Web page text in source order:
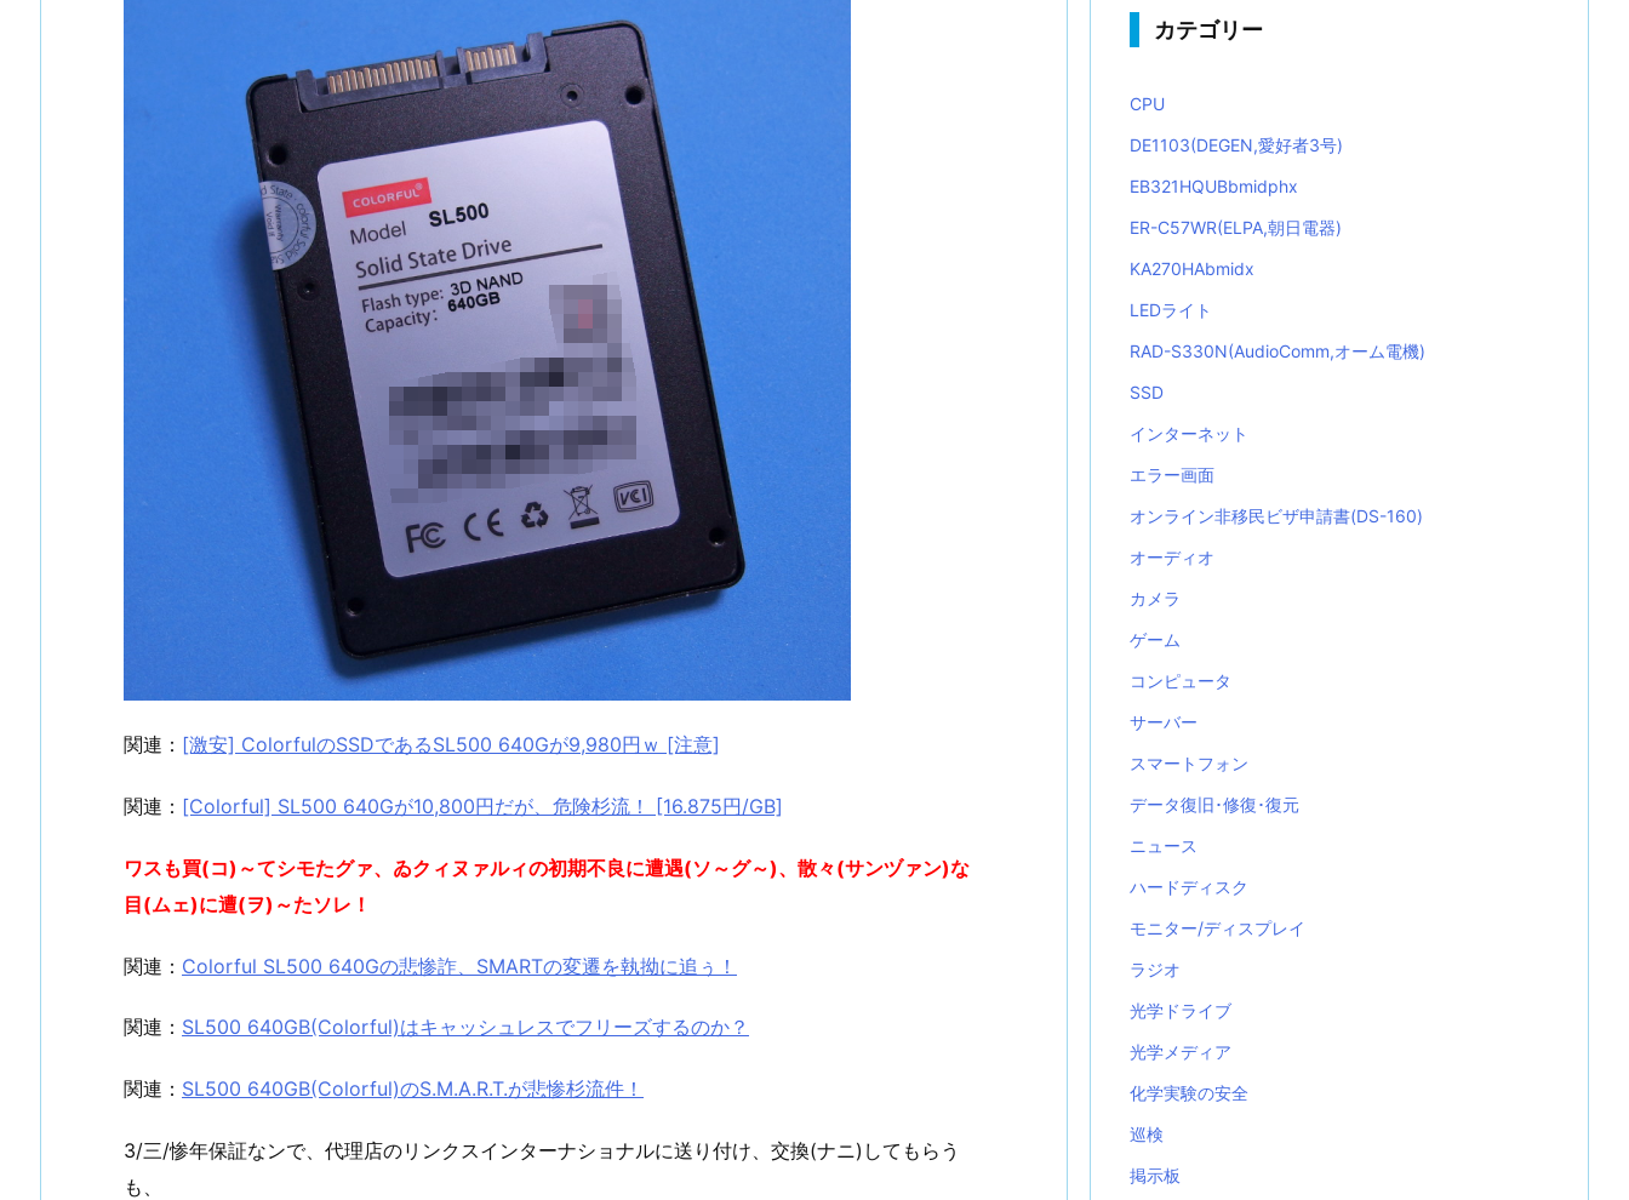
関連： [激安] ColorfulのSSDであるSL500 640Gが9,980円ｗ [注意]
関連： [Colorful] SL500 640Gが10,800円だが、危険杉流！ [16.875円/GB]
ワスも買(コ)～てシモたグァ、ゐクィヌァルィの初期不良に遭遇(ソ～グ～)、散々(サンヅァン)な
目(ムェ)に遭(ヲ)～たソレ！
関連： Colorful SL500 640Gの悲惨詐、SMARTの変遷を執拗に追ぅ！
関連： SL500 640GB(Colorful)はキャッシュレスでフリーズするのか？
関連： SL500 640GB(Colorful)のS.M.A.R.T.が悲惨杉流件！
3/三/惨年保証なンで、代理店のリンクスインターナショナルに送り付け、交換(ナニ)してもらう
も、
カテゴリー
CPU
DE1103(DEGEN,愛好者3号)
EB321HQUBbmidphx
ER-C57WR(ELPA,朝日電器)
KA270HAbmidx
LEDライト
RAD-S330N(AudioComm,オーム電機)
SSD
インターネット
エラー画面
オンライン非移民ビザ申請書(DS-160)
オーディオ
カメラ
ゲーム
コンピュータ
サーバー
スマートフォン
データ復旧･修復･復元
ニュース
ハードディスク
モニター/ディスプレイ
ラジオ
光学ドライブ
光学メディア
化学実験の安全
巡検
掲示板